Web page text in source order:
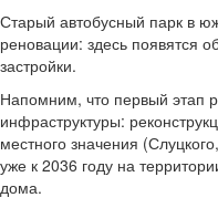
Старый автобусный парк в
реновации: здесь появятся
застройки.
Напомним, что первый этап
инфраструктуры:
местного значения
уже к 2036 году на
дома.